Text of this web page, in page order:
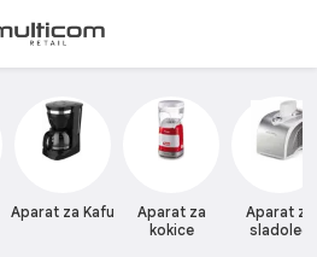
Aparat za Kafu
Aparat za
kokice
Aparat za
sladoled